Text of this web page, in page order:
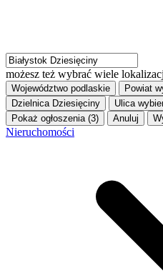
możesz też wybrać wiele
Województwo podlaskie Powiat
Dzielnica Dziesięciny Ulica
Pokaż ogłoszenia (3)
Anuluj
Nieruchomości